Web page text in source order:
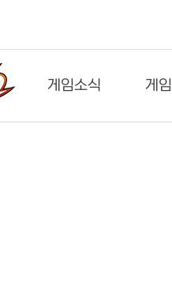
게임소식
공지사항
게
세